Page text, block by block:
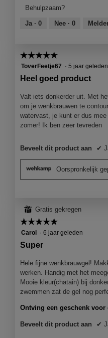
4
van
Behulpzaam?
Ja · 0 Nee · 0
☆☆☆☆☆
☆☆☆☆☆
5
sterren.
ToverFeetje67 · 5 jaar geleden
Heel goed product
Valt iets donkerder uit. Met
om je wenkbrauwen te
watervast, je kunt er dus
zomer! Ik ben zeer tevreden
Beveelt dit product aan ✔
Oorspronkelijk
⊞ Gratis gekregen
☆☆☆☆☆
☆☆☆☆☆
5
sterren.
Carol · 6 jaar geleden
Super
Hele fijne wenkbrauwgel!
werken. Handig met het
Mooie kleur(chatain) bij
zwemmen zat de gel nog
Ontving een geschenk voor
Beveelt dit product aan ✔